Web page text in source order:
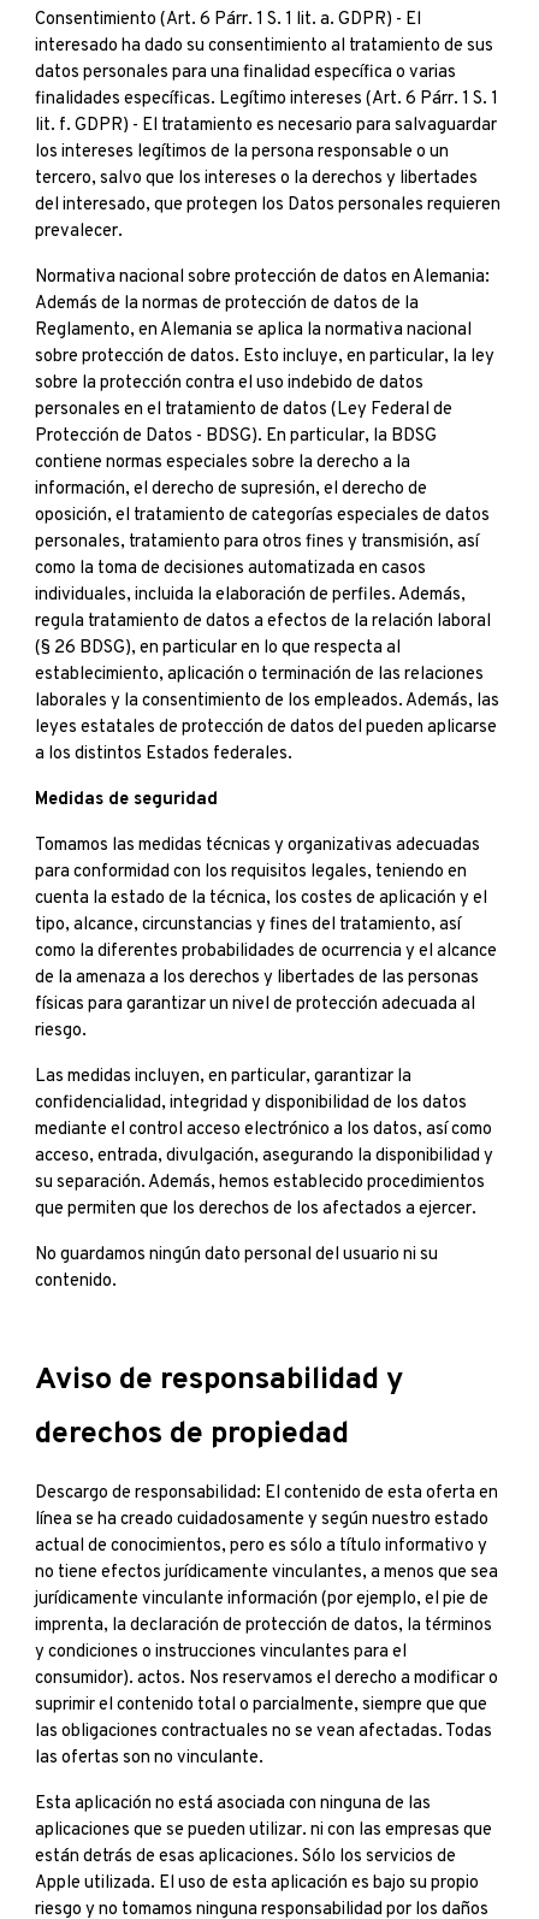
Consentimiento (Art. 6 Párr. 1 S. 1 lit. a. GDPR) - El
interesado ha dado su consentimiento al tratamiento de sus
datos personales para una finalidad específica o varias
finalidades específicas. Legítimo intereses (Art. 6 Párr. 1 S. 1
lit. f. GDPR) - El tratamiento es necesario para salvaguardar
los intereses legítimos de la persona responsable o un
tercero, salvo que los intereses o la derechos y libertades
del interesado, que protegen los Datos personales requieren
prevalecer.
Normativa nacional sobre protección de datos en Alemania:
Además de la normas de protección de datos de la
Reglamento, en Alemania se aplica la normativa nacional
sobre protección de datos. Esto incluye, en particular, la ley
sobre la protección contra el uso indebido de datos
personales en el tratamiento de datos (Ley Federal de
Protección de Datos - BDSG). En particular, la BDSG
contiene normas especiales sobre la derecho a la
información, el derecho de supresión, el derecho de
oposición, el tratamiento de categorías especiales de datos
personales, tratamiento para otros fines y transmisión, así
como la toma de decisiones automatizada en casos
individuales, incluida la elaboración de perfiles. Además,
regula tratamiento de datos a efectos de la relación laboral
(§ 26 BDSG), en particular en lo que respecta al
establecimiento, aplicación o terminación de las relaciones
laborales y la consentimiento de los empleados. Además, las
leyes estatales de protección de datos del pueden aplicarse
a los distintos Estados federales.
Medidas de seguridad
Tomamos las medidas técnicas y organizativas adecuadas
para conformidad con los requisitos legales, teniendo en
cuenta la estado de la técnica, los costes de aplicación y el
tipo, alcance, circunstancias y fines del tratamiento, así
como la diferentes probabilidades de ocurrencia y el alcance
de la amenaza a los derechos y libertades de las personas
físicas para garantizar un nivel de protección adecuada al
riesgo.
Las medidas incluyen, en particular, garantizar la
confidencialidad, integridad y disponibilidad de los datos
mediante el control acceso electrónico a los datos, así como
acceso, entrada, divulgación, asegurando la disponibilidad y
su separación. Además, hemos establecido procedimientos
que permiten que los derechos de los afectados a ejercer.
No guardamos ningún dato personal del usuario ni su
contenido.
Aviso de responsabilidad y
derechos de propiedad
Descargo de responsabilidad: El contenido de esta oferta en
línea se ha creado cuidadosamente y según nuestro estado
actual de conocimientos, pero es sólo a título informativo y
no tiene efectos jurídicamente vinculantes, a menos que sea
jurídicamente vinculante información (por ejemplo, el pie de
imprenta, la declaración de protección de datos, la términos
y condiciones o instrucciones vinculantes para el
consumidor). actos. Nos reservamos el derecho a modificar o
suprimir el contenido total o parcialmente, siempre que que
las obligaciones contractuales no se vean afectadas. Todas
las ofertas son no vinculante.
Esta aplicación no está asociada con ninguna de las
aplicaciones que se pueden utilizar. ni con las empresas que
están detrás de esas aplicaciones. Sólo los servicios de
Apple utilizada. El uso de esta aplicación es bajo su propio
riesgo y no tomamos ninguna responsabilidad por los daños